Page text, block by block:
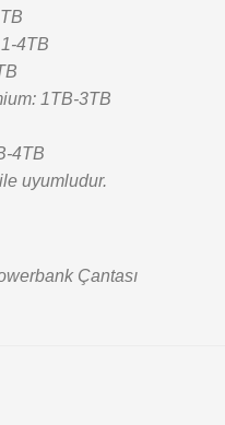
4TB
1TB-3TB
4TB
uyumludur.
Çantası